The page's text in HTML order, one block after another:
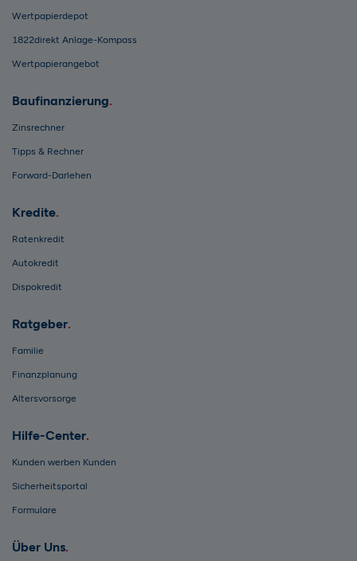
Wertpapierdepot
1822direkt Anlage-Kompass
Wertpapierangebot
Baufinanzierung
Zinsrechner
Tipps & Rechner
Forward-Darlehen
Kredite
Ratenkredit
Autokredit
Dispokredit
Ratgeber
Familie
Finanzplanung
Altersvorsorge
Hilfe-Center
Kunden werben Kunden
Sicherheitsportal
Formulare
Über Uns